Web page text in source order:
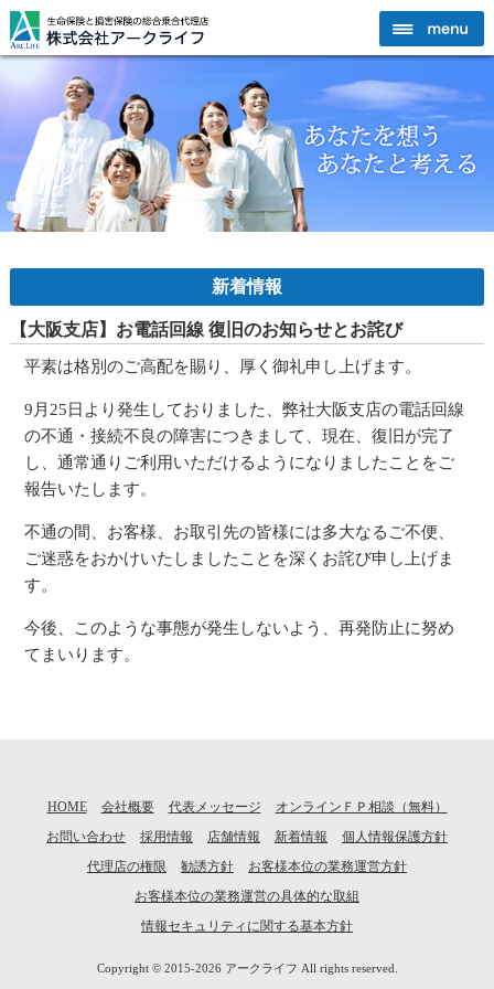
新着情報
【大阪支店】お電話回線 復旧のお知らせとお詫び
平素は格別のご高配を賜り、厚く御礼申し上げます。
9月25日より発生しておりました、弊社大阪支店の電話回線
の不通・接続不良の障害につきまして、現在、復旧が完了
し、通常通りご利用いただけるようになりました ことをご
報告いたします。
不通の間、お客様、お取引先の皆様には多大なるご不便、
ご迷惑をおかけいたしましたことを深くお詫び申し上げま
す。
今後、このような事態が発生しないよう、再発防止に努め
てまいります。
HOME 会社概要 代表メッセージ
オンラインＦＰ相談（無料）
お問い合わせ
採用情報 店舗情報 新着情報
個人情報保護方針
代理店の権限
勧誘方針
お客様本位の業務運営方針
お客様本位の業務運営の具体的な取組
情報セキュリティに関する基本方針
Copyright © 2015-2026 アークライフ All rights reserved.